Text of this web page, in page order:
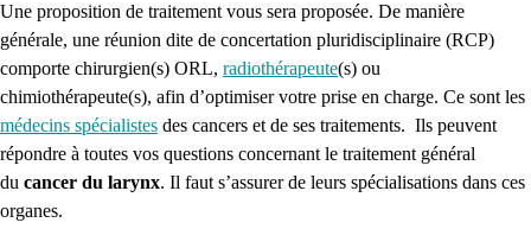
Une proposition de traitement vous sera proposée. De manière
générale, une réunion dite de concertation pluridisciplinaire (RCP)
comporte chirurgien(s) ORL, radiothérapeute(s) ou
chimiothérapeute(s), afin d’optimiser votre prise en charge. Ce sont les
médecins spécialistes des cancers et de ses traitements. Ils peuvent
répondre à toutes vos questions concernant le traitement général
du cancer du larynx. Il faut s’assurer de leurs spécialisations dans ces
organes.